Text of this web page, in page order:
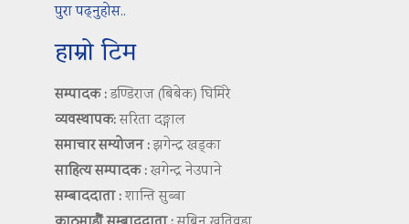
पुरा पढ्नुहोस..
हाम्रो टिम
सम्पादक :डण्डिराज (बिबेक) घिमिरे
व्यवस्थापक:सरिता दङ्गाल
समाचार सम्योजन :झगेन्द्र खड्का
साहित्य सम्पादक :खगेन्द्र नेउपाने
सम्बाददाता :शान्ति सुब्बा